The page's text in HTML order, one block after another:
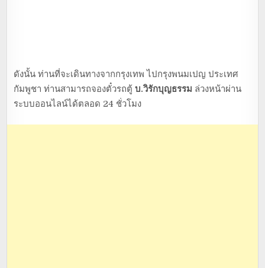
ดังนั้น ท่านที่จะเดินทางจากกรุงเทพ ไปกรุงพนมเปญ ประเทศ
กัมพูชา ท่านสามารถจองตั๋วรถตู้บ.วิรักบุญธรรม ล่วงหน้าผ่าน
ระบบออนไลน์ได้ตลอด 24 ชั่วโมง